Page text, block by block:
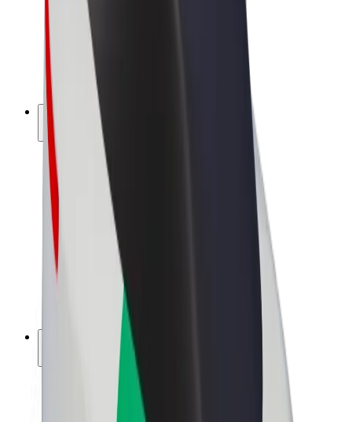
Bolt Drive
Bolt for Business
El-sykler
Bolt Pluss
Tjen med Bolt
Sjåfører
Sjåførinntekter
Leveringsbud
Inntekter for leveringsbud
Bolt Food-partnere